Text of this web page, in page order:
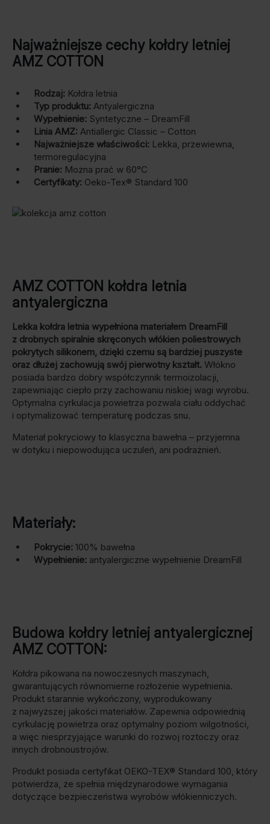
Najważniejsze cechy kołdry letniej
AMZ COTTON
Rodzaj: Kołdra letnia
Typ produktu: Antyalergiczna
Wypełnienie: Syntetyczne – DreamFill
Linia AMZ: Antiallergic Classic – Cotton
Najważniejsze właściwości: Lekka, przewiewna,
termoregulacyjna
Pranie: Można prać w 60°C
Certyfikaty: Oeko-Tex® Standard 100
AMZ COTTON kołdra letnia
antyalergiczna
Lekka kołdra letnia wypełniona materiałem DreamFill
z drobnych spiralnie skręconych włókien poliestrowych
pokrytych silikonem, dzięki czemu są bardziej puszyste
oraz dłużej zachowują swój pierwotny kształt. Włókno
posiada bardzo dobry współczynnik termoizolacji,
zapewniając ciepło przy zachowaniu niskiej wagi wyrobu.
Optymalna cyrkulacja powietrza pozwala ciału oddychać
i optymalizować temperaturę podczas snu.
Materiał pokryciowy to klasyczna bawełna – przyjemna
w dotyku i niepowodująca uczuleń, ani podrażnień.
Materiały:
Pokrycie: 100% bawełna
Wypełnienie: antyalergiczne wypełnienie DreamFill
Budowa kołdry letniej antyalergicznej
AMZ COTTON:
Kołdra pikowana na nowoczesnych maszynach,
gwarantujących równomierne rozłożenie wypełnienia.
Produkt starannie wykończony, wyprodukowany
z najwyższej jakości materiałów. Zapewnia odpowiednią
cyrkulację powietrza oraz optymalny poziom wilgotności,
a więc niesprzyjające warunki do rozwoj roztoczy oraz
innych drobnoustrojów.
Produkt posiada certyfikat OEKO-TEX® Standard 100, który
potwierdza, że spełnia międzynarodowe wymagania
dotyczące bezpieczeństwa wyrobów włókienniczych.